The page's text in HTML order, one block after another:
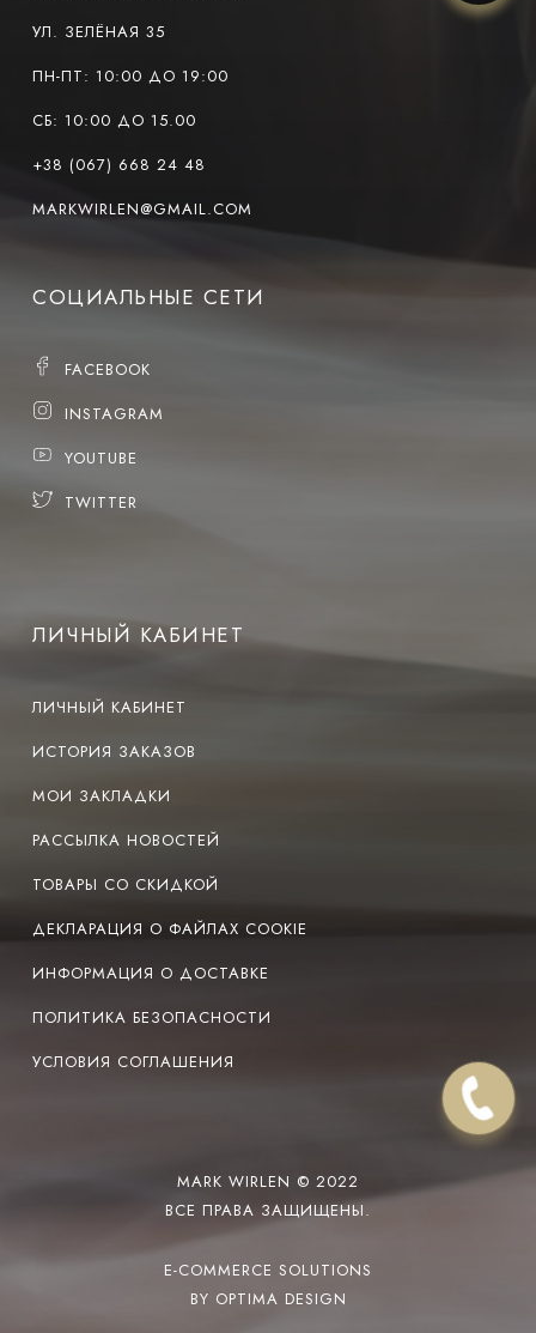
УЛ. ЗЕЛЁНАЯ 35
ПН-ПТ: 10:00 ДО 19:00
СБ: 10:00 ДО 15.00
+38 (067) 668 24 48
MARKWIRLEN@GMAIL.COM
СОЦИАЛЬНЫЕ СЕТИ
FACEBOOK
INSTAGRAM
YOUTUBE
TWITTER
ЛИЧНЫЙ КАБИНЕТ
ЛИЧНЫЙ КАБИНЕТ
ИСТОРИЯ ЗАКАЗОВ
МОИ ЗАКЛАДКИ
РАССЫЛКА НОВОСТЕЙ
ТОВАРЫ СО СКИДКОЙ
ДЕКЛАРАЦИЯ О ФАЙЛАХ COOKIE
ИНФОРМАЦИЯ О ДОСТАВКЕ
ПОЛИТИКА БЕЗОПАСНОСТИ
УСЛОВИЯ СОГЛАШЕНИЯ
MARK WIRLEN © 2022
ВСЕ ПРАВА ЗАЩИЩЕНЫ.
E-COMMERCE SOLUTIONS
BY OPTIMA DESIGN